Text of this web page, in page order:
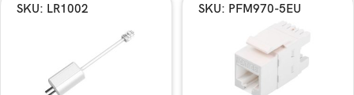
SKU: LR1002 SKU: PFM970-5EU